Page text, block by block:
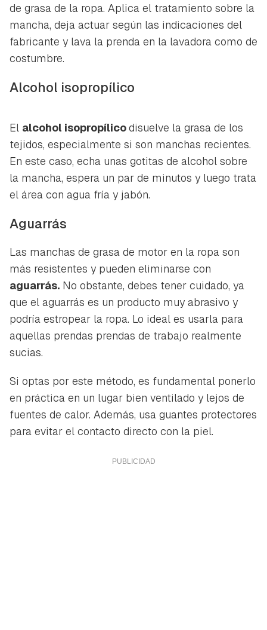
de grasa de la ropa. Aplica el tratamiento sobre la
mancha, deja actuar según las indicaciones del
fabricante y lava la prenda en la lavadora como de
costumbre.
Alcohol isopropílico
El alcohol isopropílicodisuelve la grasa de los
tejidos, especialmente si son manchas recientes.
En este caso, echa unas gotitas de alcohol sobre
la mancha, espera un par de minutos y luego trata
el área con agua fría y jabón.
Aguarrás
Las manchas de grasa de motor en la ropa son
más resistentes y pueden eliminarse con
aguarrás. No obstante, debes tener cuidado, ya
que el aguarrás es un producto muy abrasivo y
podría estropear la ropa. Lo ideal es usarla para
aquellas prendas prendas de trabajo realmente
sucias.
Si optas por este método, es fundamental ponerlo
en práctica en un lugar bien ventilado y lejos de
fuentes de calor. Además, usa guantes protectores
para evitar el contacto directo con la piel.